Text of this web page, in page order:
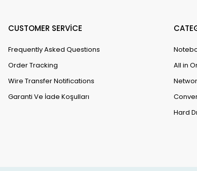
CUSTOMER SERVİCE
Frequently Asked Questions
Order Tracking
Wire Transfer Notifications
Garanti Ve İade Koşulları
All in
Hard